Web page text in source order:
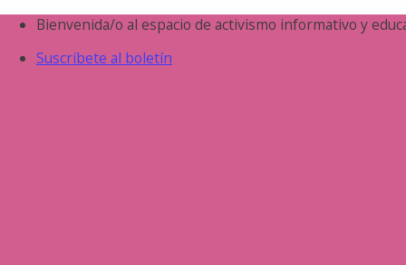
Saltar
contenido
Bienvenida/o al espacio de activismo informativo y
Suscríbete al boletín